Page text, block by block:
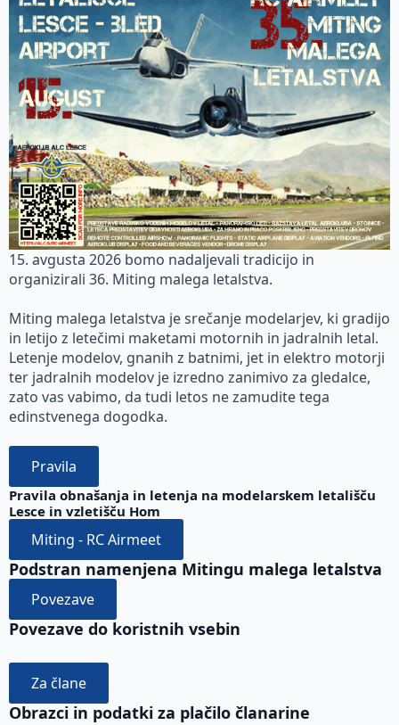
15. avgusta 2026 bomo nadaljevali tradicijo in
organizirali 36. Miting malega letalstva.
Miting malega letalstva je srečanje modelarjev, ki gradijo
in letijo z letečimi maketami motornih in jadralnih letal.
Letenje modelov, gnanih z batnimi, jet in elektro motorji
ter jadralnih modelov je izredno zanimivo za gledalce,
zato vas vabimo, da tudi letos ne zamudite tega
edinstvenega dogodka.
Pravila
Pravila obnašanja in letenja na modelarskem letališču
Lesce in vzletišču Hom
Miting - RC Airmeet
Podstran namenjena Mitingu malega letalstva
Povezave
Povezave do koristnih vsebin
Za člane
Obrazci in podatki za plačilo članarine